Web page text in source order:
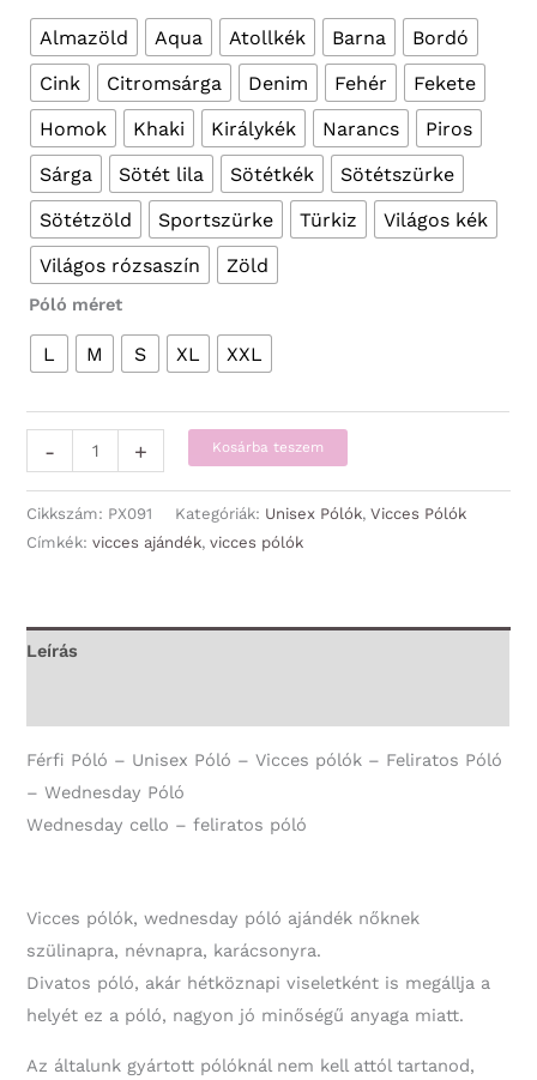
Almazöld Aqua Atollkék Barna
Bordó
Cink
Citromsárga Denim Fehér
Fekete
Homok
Khaki Királykék Narancs
Piros
Sárga
Sötét lila Sötétkék
Sötétszürke
Sötétzöld
Sportszürke Türkiz
Világos kék
Világos rózsaszín
Zöld
Póló méret
L M S XL XXL
-
Pólók
-
Wednesday
Póló
mennyiség
+ Kosárba teszem
Cikkszám: PX091 Kategóriák: Unisex Pólók,Vicces Pólók
Címkék:vicces ajándék,vicces pólók
Leírás
Férfi Póló – Unisex Póló – Vicces pólók – Feliratos Póló
– Wednesday Póló
Wednesday cello – feliratos póló
Vicces pólók, wednesday póló ajándék nőknek
szülinapra, névnapra, karácsonyra.
Divatos póló, akár hétköznapi viseletként is megállja a
helyét ez a póló, nagyon jó minőségű anyaga miatt.
Az általunk gyártott pólóknál nem kell attól tartanod,